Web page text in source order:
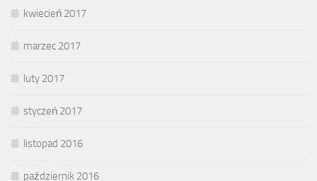
kwiecień 2017
marzec 2017
luty 2017
styczeń 2017
listopad 2016
październik 2016